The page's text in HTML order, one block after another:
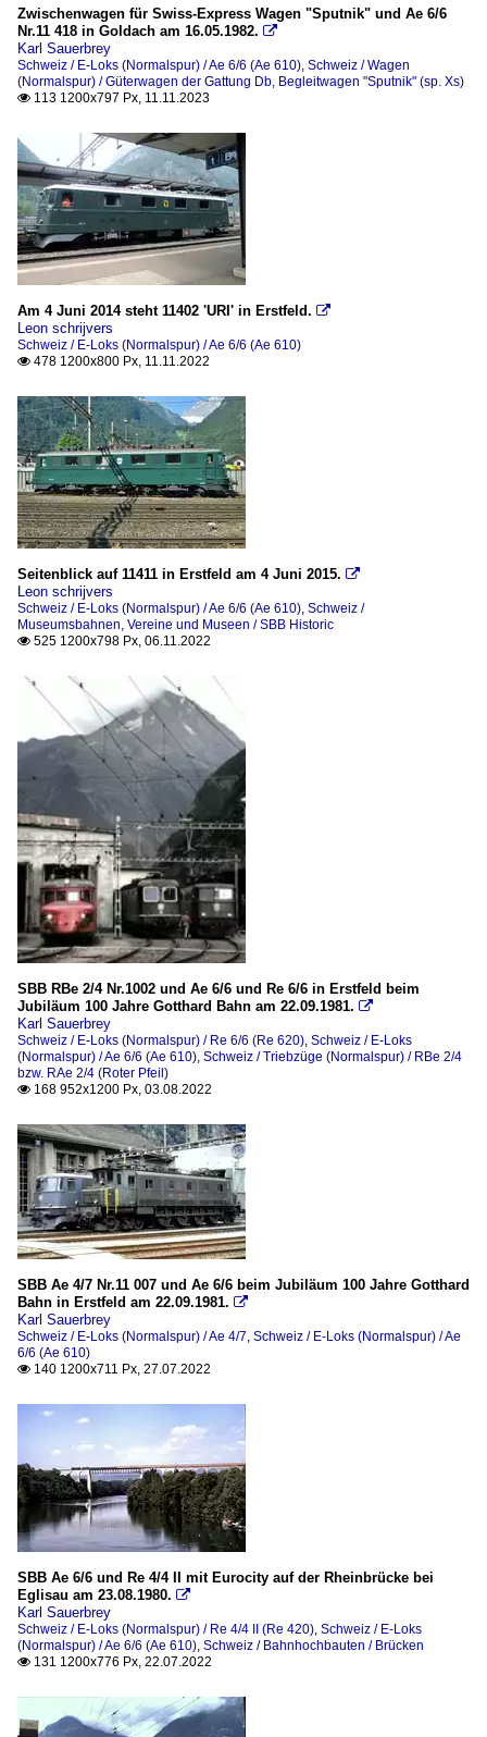
Zwischenwagen für Swiss-Express Wagen "Sputnik" und Ae 6/6
Nr.11 418 in Goldach am 16.05.1982. 
Karl Sauerbrey
Schweiz / E-Loks (Normalspur) / Ae 6/6 (Ae 610), Schweiz / Wagen
(Normalspur) / Güterwagen der Gattung Db, Begleitwagen "Sputnik" (sp. Xs)
 113 1200x797 Px, 11.11.2023
Am 4 Juni 2014 steht 11402 'URI' in Erstfeld. 
Leon schrijvers
Schweiz / E-Loks (Normalspur) / Ae 6/6 (Ae 610)
 478 1200x800 Px, 11.11.2022
Seitenblick auf 11411 in Erstfeld am 4 Juni 2015. 
Leon schrijvers
Schweiz / E-Loks (Normalspur) / Ae 6/6 (Ae 610), Schweiz /
Museumsbahnen, Vereine und Museen / SBB Historic
 525 1200x798 Px, 06.11.2022
SBB RBe 2/4 Nr.1002 und Ae 6/6 und Re 6/6 in Erstfeld beim
Jubiläum 100 Jahre Gotthard Bahn am 22.09.1981. 
Karl Sauerbrey
Schweiz / E-Loks (Normalspur) / Re 6/6 (Re 620), Schweiz / E-Loks
(Normalspur) / Ae 6/6 (Ae 610), Schweiz / Triebzüge (Normalspur) / RBe 2/4
bzw. RAe 2/4 (Roter Pfeil)
 168 952x1200 Px, 03.08.2022
SBB Ae 4/7 Nr.11 007 und Ae 6/6 beim Jubiläum 100 Jahre Gotthard
Bahn in Erstfeld am 22.09.1981. 
Karl Sauerbrey
Schweiz / E-Loks (Normalspur) / Ae 4/7, Schweiz / E-Loks (Normalspur) / Ae
6/6 (Ae 610)
 140 1200x711 Px, 27.07.2022
SBB Ae 6/6 und Re 4/4 II mit Eurocity auf der Rheinbrücke bei
Eglisau am 23.08.1980. 
Karl Sauerbrey
Schweiz / E-Loks (Normalspur) / Re 4/4 II (Re 420), Schweiz / E-Loks
(Normalspur) / Ae 6/6 (Ae 610), Schweiz / Bahnhochbauten / Brücken
 131 1200x776 Px, 22.07.2022